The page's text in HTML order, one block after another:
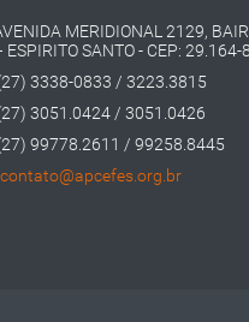
MERIDIONAL 2129,
ESPIRITO SANTO - CEP: 29.164-
3338-0833 / 3223.3815
3051.0424 / 3051.0426
99778.2611 / 99258.8445
contato@apcefes.org.br